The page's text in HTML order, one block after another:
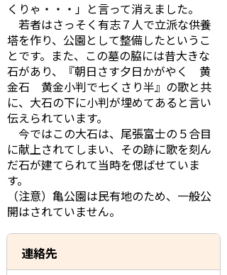
くりゃ・・・」と言って消えました。
若者はさっそく有志７人で立派な供養
塔を作り、公園として整備したというこ
とです。また、この墓の脇には昔大きな
石があり、『朝日さす夕日かがやく 黄
金石 黄金小判で七くさり半』の歌と共
に、大石の下に小判が埋めてあると言い
伝えられています。
今ではこの大石は、尾張富士の５合目
に献上されてしまい、その跡に歌を刻ん
だ石が建てられて当時を偲ばせていま
す。
（注意）亀公園は民有地のため、一般公
開はされていません。
連絡先